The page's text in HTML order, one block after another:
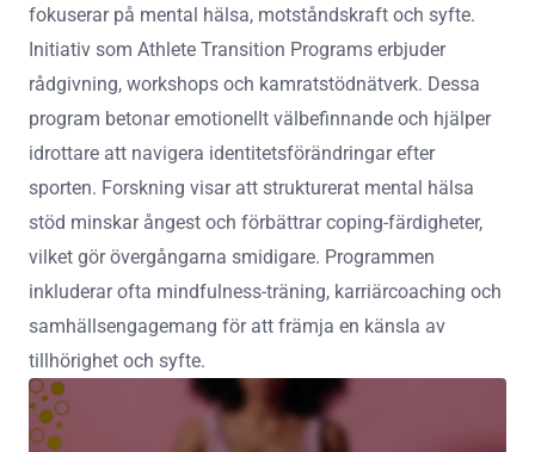
fokuserar på mental hälsa, motståndskraft och syfte.
Initiativ som Athlete Transition Programs erbjuder
rådgivning, workshops och kamratstödnätverk. Dessa
program betonar emotionellt välbefinnande och hjälper
idrottare att navigera identitetsförändringar efter
sporten. Forskning visar att strukturerat mental hälsa
stöd minskar ångest och förbättrar coping-färdigheter,
vilket gör övergångarna smidigare. Programmen
inkluderar ofta mindfulness-träning, karriärcoaching och
samhällsengagemang för att främja en känsla av
tillhörighet och syfte.